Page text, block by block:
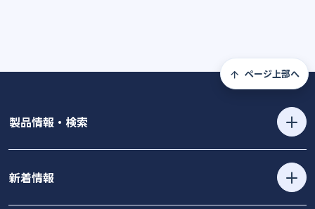
ページ上部へ
製品情報・検索
新着情報